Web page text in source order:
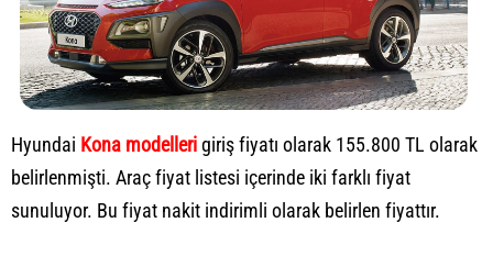
Hyundai Kona modellerigiriş fiyatı olarak 155.800 TL olarak
belirlenmişti. Araç fiyat listesi içerinde iki farklı fiyat
sunuluyor. Bu fiyat nakit indirimli olarak belirlen fiyattır.